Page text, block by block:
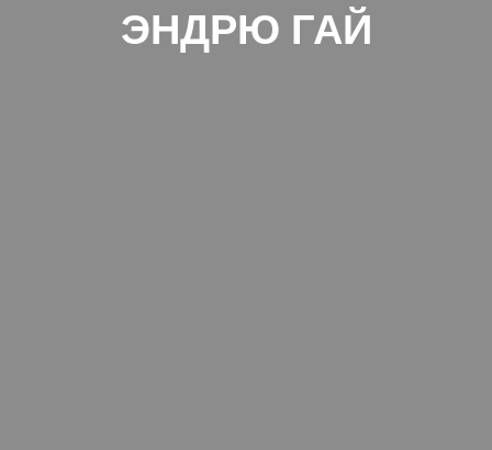
ЭНДРЮ ГАЙ